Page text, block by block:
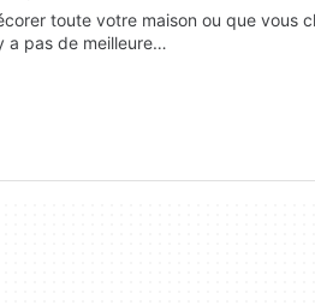
toute votre maison ou que vous
a pas de meilleure…